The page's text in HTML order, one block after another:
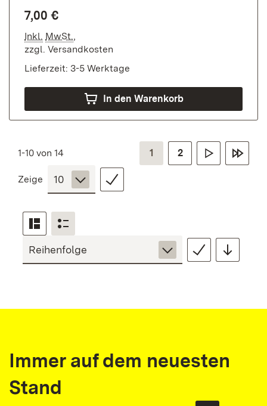
7,00 €
Inkl. MwSt.,
zzgl. Versandkosten
Lieferzeit: 3-5 Werktage
In den Warenkorb
1-10 von 14 1 2
Zeige
Immer auf dem neuesten
Stand